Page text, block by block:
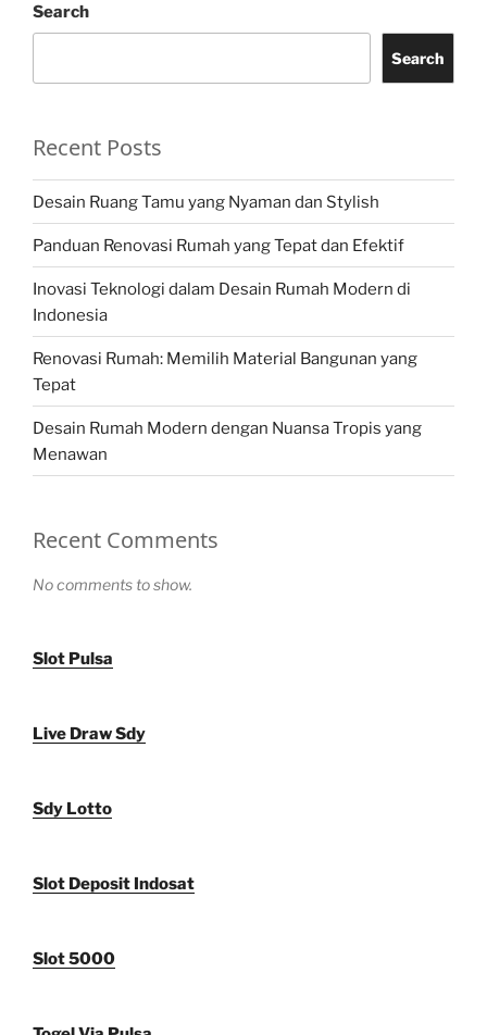
Search
Search
Recent Posts
Desain Ruang Tamu yang Nyaman dan Stylish
Panduan Renovasi Rumah yang Tepat dan Efektif
Inovasi Teknologi dalam Desain Rumah Modern di
Indonesia
Renovasi Rumah: Memilih Material Bangunan yang
Tepat
Desain Rumah Modern dengan Nuansa Tropis yang
Menawan
Recent Comments
No comments to show.
Slot Pulsa
Live Draw Sdy
Sdy Lotto
Slot Deposit Indosat
Slot 5000